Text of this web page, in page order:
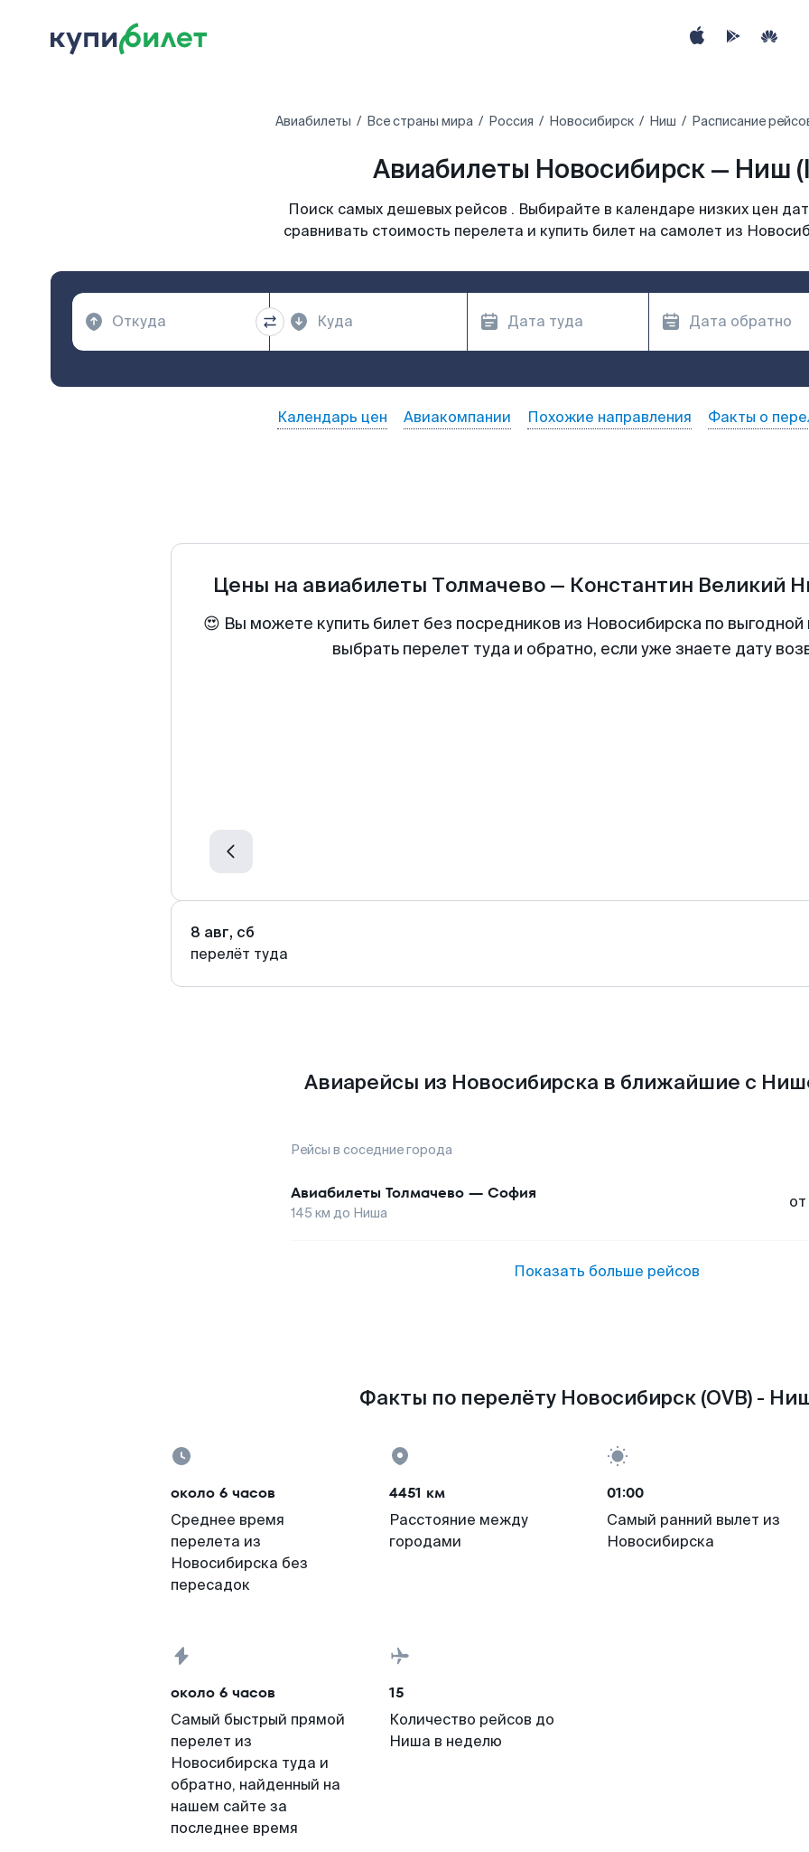
Авиабилеты Все страны мира Россия Новосибирск Ниш Расписание
Авиабилеты Новосибирск — Ниш
Поиск самых дешевых рейсов . Выбирайте в календаре низких цен
сравнивать стоимость перелета и купить билет на самолет из
Календарь цен Авиакомпании Похожие направления Факты о
Цены на авиабилеты Толмачево— Константин Великий
😍 Вы можете купить билет без посредников из Новосибирска по
выбрать перелет туда и обратно, если уже знаете дату
8 авг, сб
перелёт туда
Авиарейсы из Новосибирска в ближайшие с
Рейсы в соседние города
Авиабилеты Толмачево — София
145 км до Ниша
от
Показать больше рейсов
Факты по перелёту Новосибирск (OVB) -
около 6 часов
Среднее время
перелета из
Новосибирска без
пересадок
4451 км
Расстояние между
городами
01:00
Самый ранний вылет из
Новосибирска
около 6 часов
Самый быстрый прямой
перелет из
Новосибирска туда и
обратно, найденный на
нашем сайте за
последнее время
15
Количество рейсов до
Ниша в неделю